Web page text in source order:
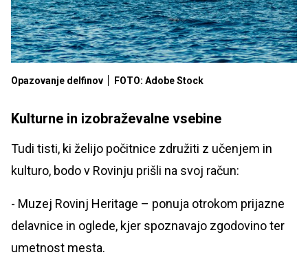
Opazovanje delfinov FOTO: Adobe Stock
Kulturne in izobraževalne vsebine
Tudi tisti, ki želijo počitnice združiti z učenjem in
kulturo, bodo v Rovinju prišli na svoj račun:
- Muzej Rovinj Heritage – ponuja otrokom prijazne
delavnice in oglede, kjer spoznavajo zgodovino ter
umetnost mesta.